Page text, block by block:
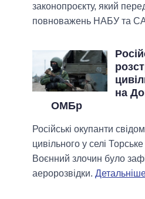
законопроєкту, який
повноважень НАБУ та
на
ОМБр
Російські окупанти
цивільного у селі
Воєнний злочин було
аеророзвідки.